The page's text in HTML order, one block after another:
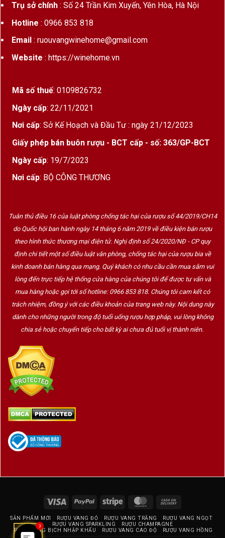
Trụ sở chính: Số 24 Trần Kim Xuyến, Yên Hòa, Hà Nội
Hotline : 0966 853 818
Email : ruouvangwinehome@gmail.com
Website : https://winehome.vn
Mã số thuế: 0109826732
Ngày cấp: 22/11/2021
Nơi cấp: Sở Kế Hoạch và Đầu Tư : ngày 21/12/2023
Giấy phép bán buôn rượu - BCT cấp - số: 363/GP-BCT
Ngày cấp: 19/7/2023
Nơi cấp: BỘ CÔNG THƯƠNG
Tuân thủ điều 16 của luật phòng chống tác hại của rượu số 44/2019/CH14
do Quốc hội ban hành ngày 14 tháng 6 năm 2019 về điều kiện bán rượu
theo hình thức thương mại điện tử. Nghị định số 24/2020/NĐ - CP quy
định chi tiết một số điều luật văn phòng, chống tác hại của rượu bia về
kinh doanh bán hàng qua mạng. Quý khách có nhu cầu cần mua sắm vui
lòng đến trực tiếp hệ thống cửa hàng của chúng tôi để được tư vấn và
mua hàng hoặc gọi tới số hotline: 0966 853 818. Chúng tôi cam kết có
trách nhiệm, đồng ý với các điều khoản của trang web này. Nội dung này
dành cho những người trong độ tuổi uống rượu hợp pháp, vui lòng không
chia sẻ hoặc chuyển tiếp cho bất kỳ ai chưa đủ tuổi vị thành niên.
Visa PayPal Stripe MasterCard
Delivery
SẢN PHẨM MỚI RƯỢU VANG ĐỎ RƯỢU VANG TRẮNG
RƯỢU VANG NGỌT
RƯỢU VANG SPARKLING
RƯỢU CHAMPAGNE
RƯỢU VANG BỊCH NHẬP KHẨU
RƯỢU VANG CAO ĐỘ RƯỢU VANG HỒNG
3